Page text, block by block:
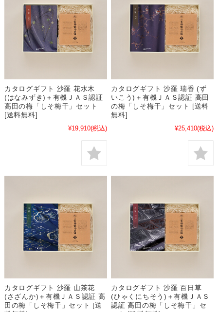
カタログギフト 沙羅 花水木
(はなみずき)＋有機ＪＡＳ認証
高田の梅「しそ梅干」セット
[送料無料]
¥19,910(税込)
カタログギフト 沙羅 瑞香 (ず
いこう)＋有機ＪＡＳ認証 高田
の梅「しそ梅干」セット [送料
無料]
¥25,410(税込)
カタログギフト 沙羅 山茶花
(さざんか)＋有機ＪＡＳ認証 高
田の梅「しそ梅干」セット [送
カタログギフト 沙羅 百日草
(ひゃくにちそう)＋有機ＪＡＳ
認証 高田の梅「しそ梅干」セ